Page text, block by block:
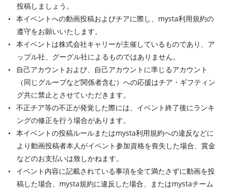
投稿しましょう。
本イベントへの動画投稿およびチアに際し、mysta利用規約の
遵守をお願いいたします。
本イベントは株式会社キャリーが主催しているものであり、ア
ップル社、グーグル社によるものではありません。
自己アカウントおよび、自己アカウントに準じるアカウント
（同じグループなど関係者含む）への応援はチア・ギフティン
グ共に禁止とさせていただきます。
不正チア等の不正が発覚した際には、イベント終了後にランキ
ングの修正を行う場合があります。
本イベントの投稿ルールまたはmysta利用規約への違反などに
より動画投稿者本人がイベント参加資格を喪失した場合、賞金
などのお支払いは致しかねます。
イベント内容に記載されている事項を全て満たさずに動画を投
稿した場合、mysta規約に違反した場合、またはmystaチーム